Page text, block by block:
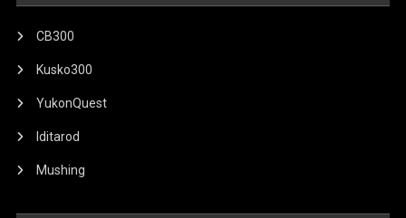
CB300
Kusko300
YukonQuest
Iditarod
Mushing